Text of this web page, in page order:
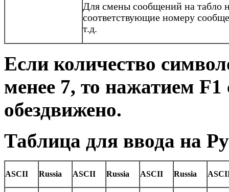
Для смены сообщений на табло
соответствующие номеру
т.д.
Если количество
менее 7, то нажатием F1
обездвижено.
Таблица для ввода на
ASCII Russia ASCII Russia ASCII Russia